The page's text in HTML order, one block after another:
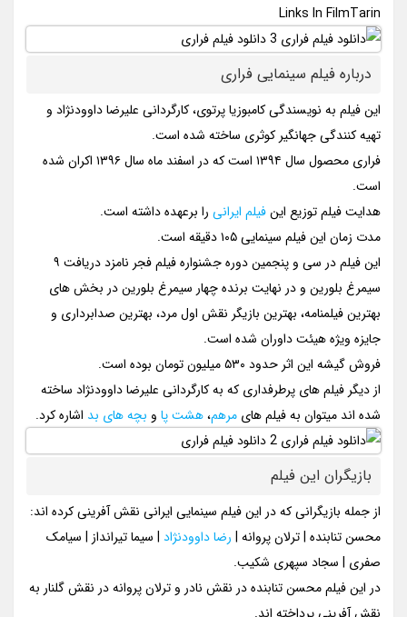
Links In FilmTarin
درباره فیلم سینمایی فراری
این فیلم به نویسندگی کامبوزیا پرتوی، کارگردانی علیرضا داوودنژاد و
تهیه کنندگی جهانگیر کوثری ساخته شده است.
فراری محصول سال ۱۳۹۴ است که در اسفند ماه سال ۱۳۹۶ اکران شده
است.
هدایت فیلم توزیع اینفیلم ایرانی را برعهده داشته است.
مدت زمان این فیلم سینمایی ۱۰۵ دقیقه است.
این فیلم در سی و پنجمین دوره جشنواره فیلم فجر نامزد دریافت ۹
سیمرغ بلورین و در نهایت برنده چهار سیمرغ بلورین در بخش های
بهترین فیلمنامه، بهترین بازیگر نقش اول مرد، بهترین صدابرداری و
جایزه ویژه هیئت داوران شده است.
فروش گیشه این اثر حدود ۵۳۰ میلیون تومان بوده است.
از دیگر فیلم های پرطرفداری که به کارگردانی علیرضا داوودنژاد ساخته
شده اند میتوان به فیلم هایمرهم،هشت پا و بچه های بد اشاره کرد.
بازیگران این فیلم
از جمله بازیگرانی که در این فیلم سینمایی ایرانی نقش آفرینی کرده اند:
محسن تنابنده | ترلان پروانه | رضا داوودنژاد | سیما تیرانداز | سیامک
صفری | سجاد سپهری شکیب.
در این فیلم محسن تنابنده در نقش نادر و ترلان پروانه در نقش گلنار به